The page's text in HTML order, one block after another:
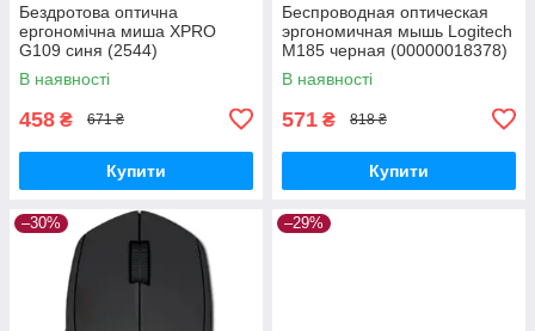
Бездротова оптична
ергономічна миша XPRO
G109 синя (2544)
В наявності
458 ₴ 671 ₴
Купити
Беспроводная оптическая
эргономичная мышь Logitech
M185 черная (00000018378)
В наявності
571 ₴ 818 ₴
Купити
–30% –29%